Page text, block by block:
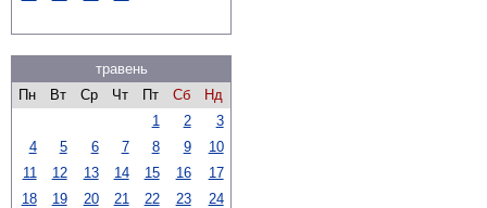
травень
Пн
Вт Ср Чт Пт Сб
Нд
1
2
3
4
5 6 7 8 9
10
11
12 13 14 15 16
17
18
19 20 21 22 23
24